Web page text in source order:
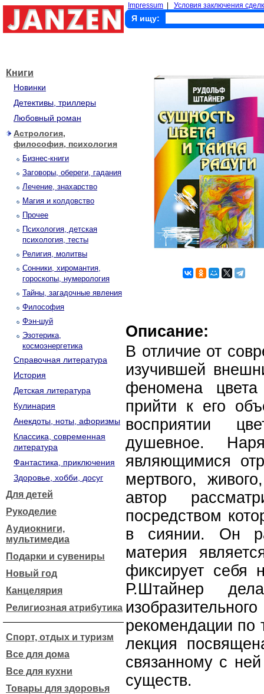
Impressum Условия заключения
Я ищу:
Книги
Новинки
Детективы, триллеры
Любовный роман
Астрология,
философия, психология
Бизнес-книги
Заговоры, обереги, гадания
Лечение, знахарство
Магия и колдовство
Прочее
Психология, детская
психология, тесты
Религия, молитвы
Сонники, хиромантия,
гороскопы, нумерология
Тайны, загадочные явления
Философия
Фэн-шуй
Эзотерика,
космоэнергетика
Справочная литература
История
Детская литература
Кулинария
Анекдоты, ноты, афоризмы
Классика, современная
литература
Фантастика, приключения
Здоровье, хобби, досуг
Для детей
Рукоделие
Аудиокниги,
мультимедиа
Подарки и сувениры
Новый год
Канцелярия
Религиозная атрибутика
Спорт, отдых и туризм
Все для дома
Все для кухни
Товары для здоровья
Описание:
В отличие от
изучившей
феномена
прийти к его
восприятии
душевное.
являющимися
мертвого,
автор
посредством
в сиянии. Он
материя
фиксирует себя
Р.Штайнер
рекомендации по
лекция
связанному с
существ.